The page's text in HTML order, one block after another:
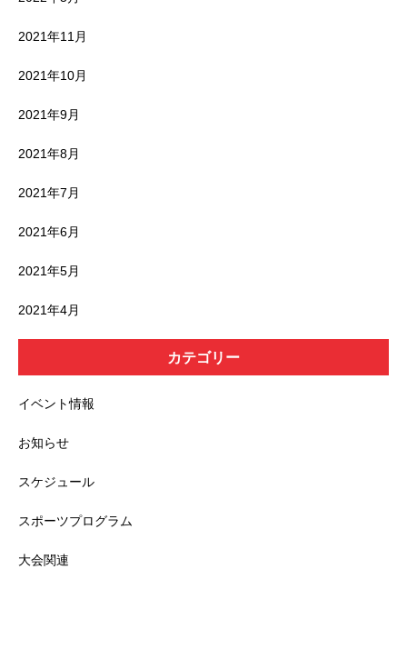
2021年11月
2021年10月
2021年9月
2021年8月
2021年7月
2021年6月
2021年5月
2021年4月
カテゴリー
イベント情報
お知らせ
スケジュール
スポーツプログラム
大会関連